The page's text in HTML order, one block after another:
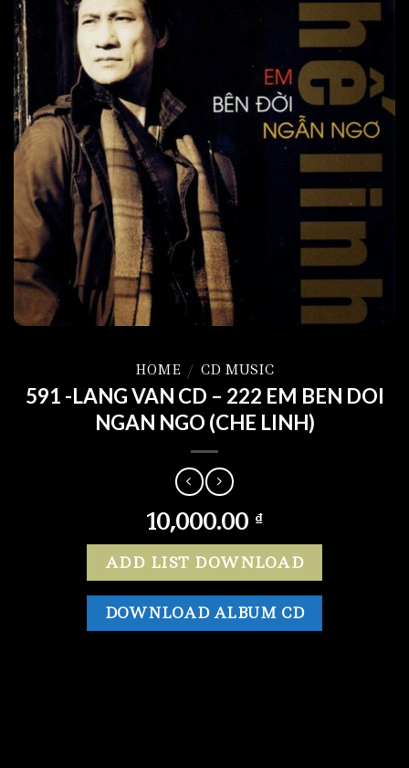
HOME / CD MUSIC
591 -LANG VAN CD – 222 EM BEN DOI
NGAN NGO (CHE LINH)
10,000.00 ₫
ADD LIST DOWNLOAD
DOWNLOAD ALBUM CD